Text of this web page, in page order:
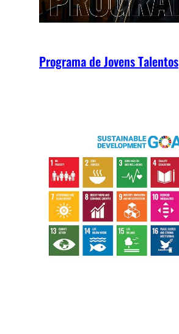
Programa de Jovens Talentos